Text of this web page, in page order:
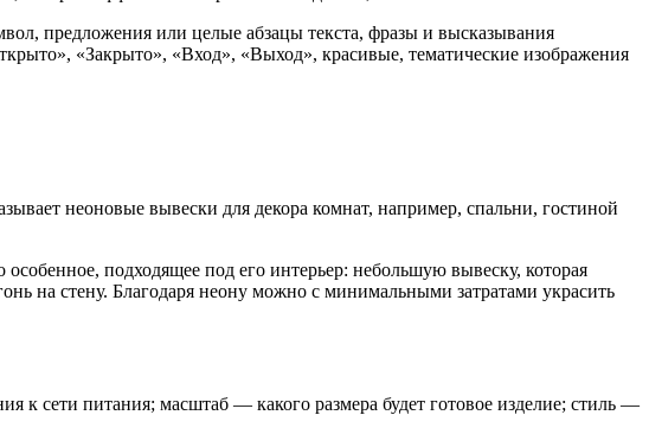
предложения или целые абзацы текста, фразы и высказывания
«Закрыто», «Вход», «Выход», красивые, тематические изображения
неоновые вывески для декора комнат, например, спальни, гостиной
подходящее под его интерьер: небольшую вывеску, которая
на стену. Благодаря неону можно с минимальными затратами украсить
к сети питания; масштаб — какого размера будет готовое изделие; стиль —